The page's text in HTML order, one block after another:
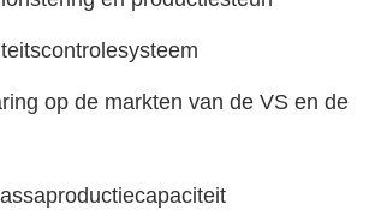
op de markten van de VS en de